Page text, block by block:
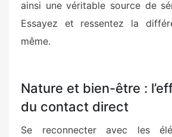
ainsi une véritable source de
Essayez et ressentez la
même.
Nature et bien-être :
du contact direct
Se reconnecter avec les